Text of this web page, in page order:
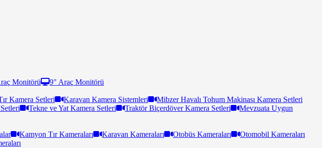
Monitörü
9" Araç Monitörü
Kamera Setleri Karavan Kamera Sistemleri
Mibzer Havalı Tohum Makinası Kamera Setleri
Tekne ve Yat Kamera Setleri Traktör Biçerdöver Kamera Setleri
Mevzuata Uygun
Kamyon Tır Kameraları Karavan Kameraları Otobüs Kameraları
Otomobil Kameraları